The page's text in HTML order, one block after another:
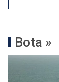
Bota »